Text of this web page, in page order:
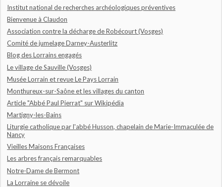
Institut national de recherches archéologiques préventives
Bienvenue à Claudon
Association contre la décharge de Robécourt (Vosges)
Comité de jumelage Darney-Austerlitz
Blog des Lorrains engagés
Le village de Sauville (Vosges)
Musée Lorrain et revue Le Pays Lorrain
Monthureux-sur-Saône et les villages du canton
Article "Abbé Paul Pierrat" sur Wikipédia
Martigny-les-Bains
Liturgie catholique par l'abbé Husson, chapelain de Marie-Immaculée de
Nancy
Vieilles Maisons Françaises
Les arbres français remarquables
Notre-Dame de Bermont
La Lorraine se dévoile